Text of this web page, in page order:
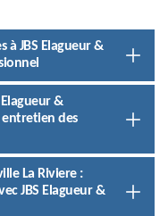
à JBS Elagueur &
&
entretien des
La Riviere :
JBS Elagueur &